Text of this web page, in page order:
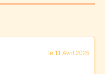
le 11 Avril 2025